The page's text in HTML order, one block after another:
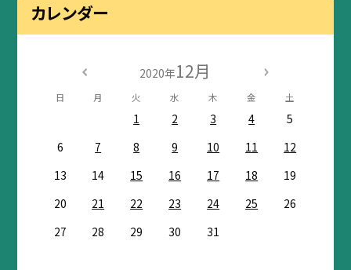
カレンダー
2020年12月
日 月 火 水 木 金 土
1 2 3 4
5
6
7 8 9 10 11
12
13
14 15 16 17 18
19
20
21 22 23 24 25
26
27
28 29 30 31